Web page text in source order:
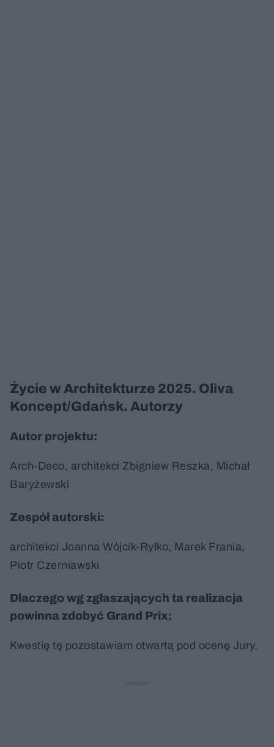
Życie w Architekturze 2025. Oliva
Koncept/Gdańsk. Autorzy
Autor projektu:
Arch-Deco, architekci Zbigniew Reszka, Michał
Baryżewski
Zespół autorski:
architekci Joanna Wójcik-Ryłko, Marek Frania,
Piotr Czerniawski
Dlaczego wg zgłaszających ta realizacja
powinna zdobyć Grand Prix:
Kwestię tę pozostawiam otwartą pod ocenę Jury.